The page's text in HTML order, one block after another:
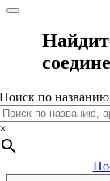
Поиск по названию,
×